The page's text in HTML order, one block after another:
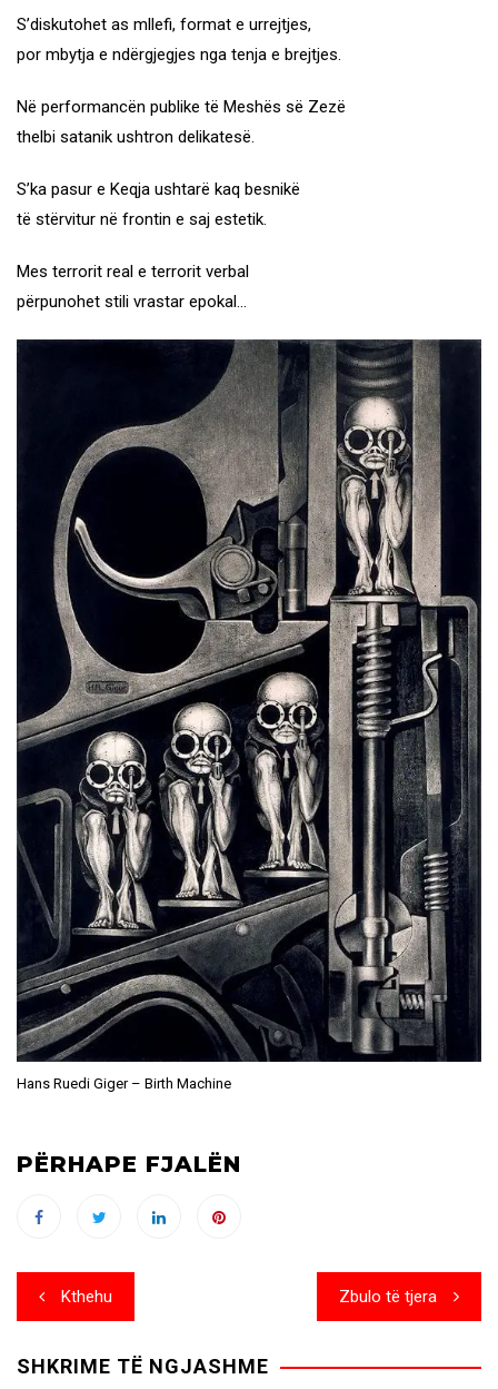
S’diskutohet as mllefi, format e urrejtjes,
por mbytja e ndërgjegjes nga tenja e brejtjes.
Në performancën publike të Meshës së Zezë
thelbi satanik ushtron delikatesë.
S’ka pasur e Keqja ushtarë kaq besnikë
të stërvitur në frontin e saj estetik.
Mes terrorit real e terrorit verbal
përpunohet stili vrastar epokal…
Hans Ruedi Giger – Birth Machine
PËRHAPE FJALËN
Post
navigation
Kthehu Zbulo të tjera
SHKRIME TË NGJASHME